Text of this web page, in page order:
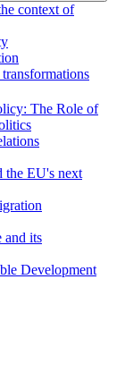
context of
The Role of
the EU's next
and its
Development